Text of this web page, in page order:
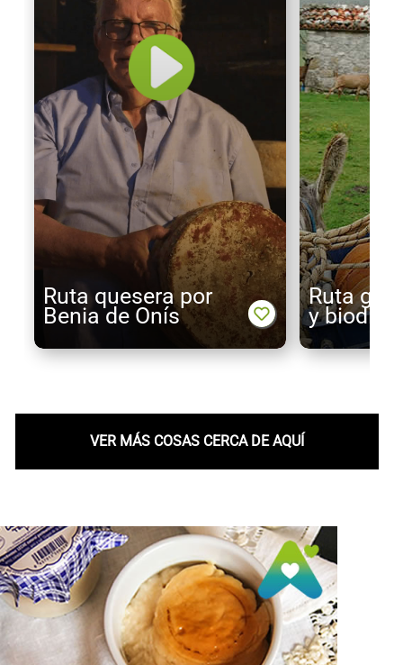
Ruta quesera por
Benia de Onís
Ruta
y
VER MÁS COSAS CERCA DE AQUÍ